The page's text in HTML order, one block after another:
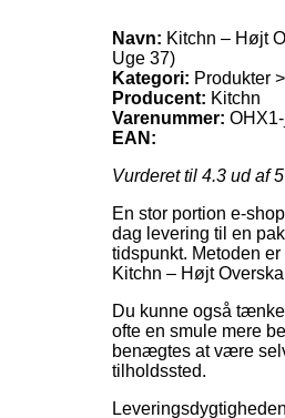
Navn: Kitchn – Højt
Uge 37)
Kategori: Produkter
Producent: Kitchn
Varenummer:
EAN:
Vurderet til 4.3 ud af
En stor portion e-
dag levering til en
tidspunkt. Metoden
Kitchn – Højt
Du kunne også
ofte en smule mere
benægtes at være
tilholdssted.